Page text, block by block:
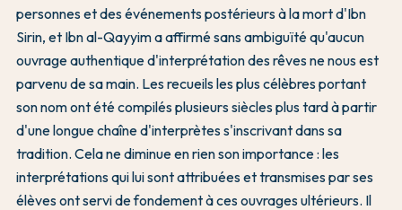
personnes et des événements postérieurs à la mort d'Ibn
Sirin, et Ibn al-Qayyim a affirmé sans ambiguïté qu'aucun
ouvrage authentique d'interprétation des rêves ne nous est
parvenu de sa main. Les recueils les plus célèbres portant
son nom ont été compilés plusieurs siècles plus tard à partir
d'une longue chaîne d'interprètes s'inscrivant dans sa
tradition. Cela ne diminue en rien son importance : les
interprétations qui lui sont attribuées et transmises par ses
élèves ont servi de fondement à ces ouvrages ultérieurs. Il